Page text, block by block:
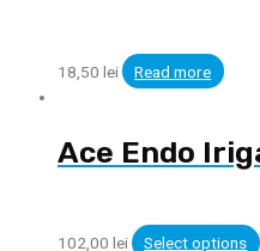
18,50 lei Read more
Ace Endo
102,00 lei Select options